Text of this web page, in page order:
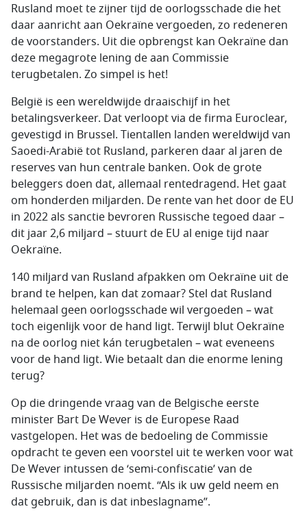
Rusland moet te zijner tijd de oorlogsschade die het
daar aanricht aan Oekraïne vergoeden, zo redeneren
de voorstanders. Uit die opbrengst kan Oekraïne dan
deze megagrote lening de aan Commissie
terugbetalen. Zo simpel is het!
België is een wereldwijde draaischijf in het
betalingsverkeer. Dat verloopt via de firma Euroclear,
gevestigd in Brussel. Tientallen landen wereldwijd van
Saoedi-Arabië tot Rusland, parkeren daar al jaren de
reserves van hun centrale banken. Ook de grote
beleggers doen dat, allemaal rentedragend. Het gaat
om honderden miljarden. De rente van het door de EU
in 2022 als sanctie bevroren Russische tegoed daar –
dit jaar 2,6 miljard – stuurt de EU al enige tijd naar
Oekraïne.
140 miljard van Rusland afpakken om Oekraïne uit de
brand te helpen, kan dat zomaar? Stel dat Rusland
helemaal geen oorlogsschade wil vergoeden – wat
toch eigenlijk voor de hand ligt. Terwijl blut Oekraïne
na de oorlog niet kán terugbetalen – wat eveneens
voor de hand ligt. Wie betaalt dan die enorme lening
terug?
Op die dringende vraag van de Belgische eerste
minister Bart De Wever is de Europese Raad
vastgelopen. Het was de bedoeling de Commissie
opdracht te geven een voorstel uit te werken voor wat
De Wever intussen de ‘semi-confiscatie’ van de
Russische miljarden noemt. “Als ik uw geld neem en
dat gebruik, dan is dat inbeslagname”.